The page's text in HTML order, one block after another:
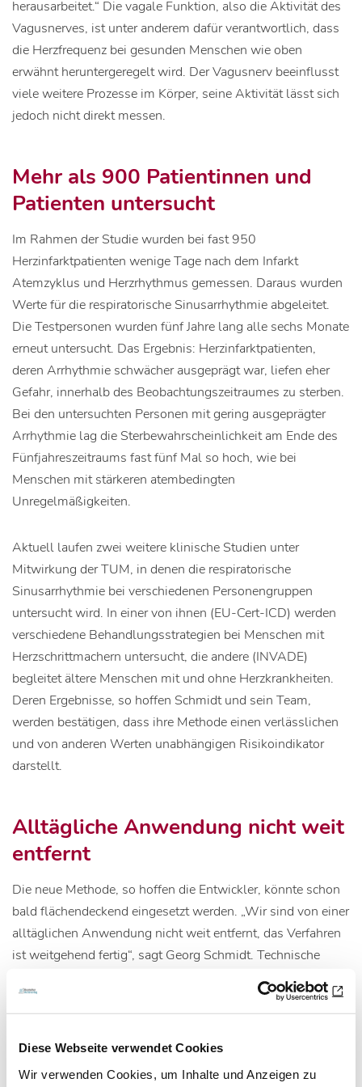
Diese Webseite verwendet Cookies
Wir verwenden Cookies, um Inhalte und Anzeigen zu
herausarbeitet.“ Die vagale Funktion, also die Aktivität des
Vagusnerves, ist unter anderem dafür verantwortlich, dass
die Herzfrequenz bei gesunden Menschen wie oben
erwähnt heruntergeregelt wird. Der Vagusnerv beeinflusst
viele weitere Prozesse im Körper, seine Aktivität lässt sich
jedoch nicht direkt messen.
Mehr als 900 Patientinnen und
Patienten untersucht
Im Rahmen der Studie wurden bei fast 950
Herzinfarktpatienten wenige Tage nach dem Infarkt
Atemzyklus und Herzrhythmus gemessen. Daraus wurden
Werte für die respiratorische Sinusarrhythmie abgeleitet.
Die Testpersonen wurden fünf Jahre lang alle sechs Monate
erneut untersucht. Das Ergebnis: Herzinfarktpatienten,
deren Arrhythmie schwächer ausgeprägt war, liefen eher
Gefahr, innerhalb des Beobachtungszeitraumes zu sterben.
Bei den untersuchten Personen mit gering ausgeprägter
Arrhythmie lag die Sterbewahrscheinlichkeit am Ende des
Fünfjahreszeitraums fast fünf Mal so hoch, wie bei
Menschen mit stärkeren atembedingten
Unregelmäßigkeiten.
Aktuell laufen zwei weitere klinische Studien unter
Mitwirkung der TUM, in denen die respiratorische
Sinusarrhythmie bei verschiedenen Personengruppen
untersucht wird. In einer von ihnen (EU-Cert-ICD) werden
verschiedene Behandlungsstrategien bei Menschen mit
Herzschrittmachern untersucht, die andere (INVADE)
begleitet ältere Menschen mit und ohne Herzkrankheiten.
Deren Ergebnisse, so hoffen Schmidt und sein Team,
werden bestätigen, dass ihre Methode einen verlässlichen
und von anderen Werten unabhängigen Risikoindikator
darstellt.
Alltägliche Anwendung nicht weit
entfernt
Die neue Methode, so hoffen die Entwickler, könnte schon
bald flächendeckend eingesetzt werden. „Wir sind von einer
alltäglichen Anwendung nicht weit entfernt, das Verfahren
ist weitgehend fertig“, sagt Georg Schmidt. Technische
Hürden gebe es kaum: Da mittlerweile darauf verzichtet
werden könne, neben der Herztätigkeit auch die
ein modernes EKG-Gerät. „So könnte auch der Hausarzt